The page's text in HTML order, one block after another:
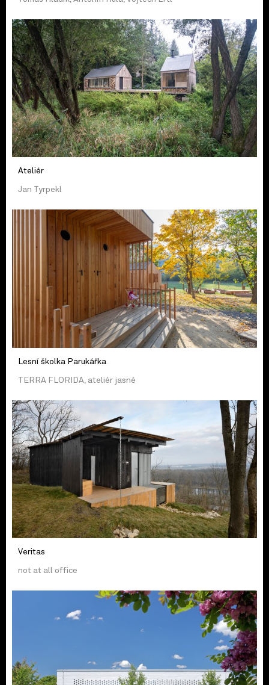
Ateliér
Jan Tyrpekl
Lesní školka Parukářka
TERRA FLORIDA, ateliér jasné
Veritas
not at all office